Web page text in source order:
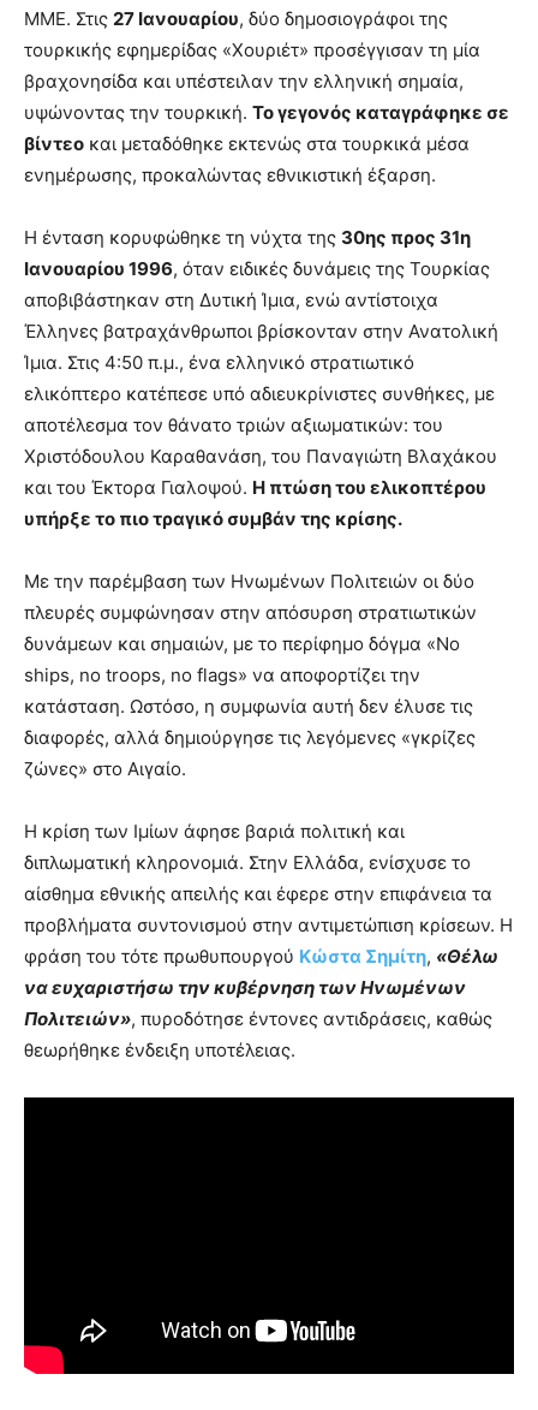
ΜΜΕ. Στις 27 Ιανουαρίου, δύο δημοσιογράφοι της
τουρκικής εφημερίδας «Χουριέτ» προσέγγισαν τη μία
βραχονησίδα και υπέστειλαν την ελληνική σημαία,
υψώνοντας την τουρκική. Το γεγονός καταγράφηκε σε
βίντεο και μεταδόθηκε εκτενώς στα τουρκικά μέσα
ενημέρωσης, προκαλώντας εθνικιστική έξαρση.
Η ένταση κορυφώθηκε τη νύχτα της 30ης προς 31η
Ιανουαρίου 1996, όταν ειδικές δυνάμεις της Τουρκίας
αποβιβάστηκαν στη Δυτική Ίμια, ενώ αντίστοιχα
Έλληνες βατραχάνθρωποι βρίσκονταν στην Ανατολική
Ίμια. Στις 4:50 π.μ., ένα ελληνικό στρατιωτικό
ελικόπτερο κατέπεσε υπό αδιευκρίνιστες συνθήκες, με
αποτέλεσμα τον θάνατο τριών αξιωματικών: του
Χριστόδουλου Καραθανάση, του Παναγιώτη Βλαχάκου
και του Έκτορα Γιαλοψού. Η πτώση του ελικοπτέρου
υπήρξε το πιο τραγικό συμβάν της κρίσης.
Με την παρέμβαση των Ηνωμένων Πολιτειών οι δύο
πλευρές συμφώνησαν στην απόσυρση στρατιωτικών
δυνάμεων και σημαιών, με το περίφημο δόγμα «No
ships, no troops, no flags» να αποφορτίζει την
κατάσταση. Ωστόσο, η συμφωνία αυτή δεν έλυσε τις
διαφορές, αλλά δημιούργησε τις λεγόμενες «γκρίζες
ζώνες» στο Αιγαίο.
Η κρίση των Ιμίων άφησε βαριά πολιτική και
διπλωματική κληρονομιά. Στην Ελλάδα, ενίσχυσε το
αίσθημα εθνικής απειλής και έφερε στην επιφάνεια τα
προβλήματα συντονισμού στην αντιμετώπιση κρίσεων. Η
φράση του τότε πρωθυπουργού Κώστα Σημίτη, «Θέλω
να ευχαριστήσω την κυβέρνηση των Ηνωμένων
Πολιτειών», πυροδότησε έντονες αντιδράσεις, καθώς
θεωρήθηκε ένδειξη υποτέλειας.